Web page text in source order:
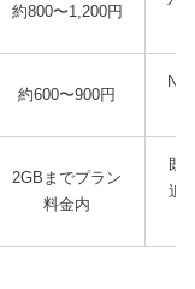
約800〜1,200円
約600〜900円
2GBまでプラン
料金内
既
追